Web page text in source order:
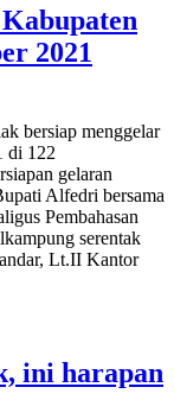
2021
bersiap menggelar
di 122
gelaran
Alfedri bersama
Pembahasan
serentak
Lt.II Kantor
ini harapan